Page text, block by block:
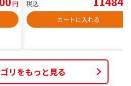
円
税込
カートに入れる
リをもっと見る